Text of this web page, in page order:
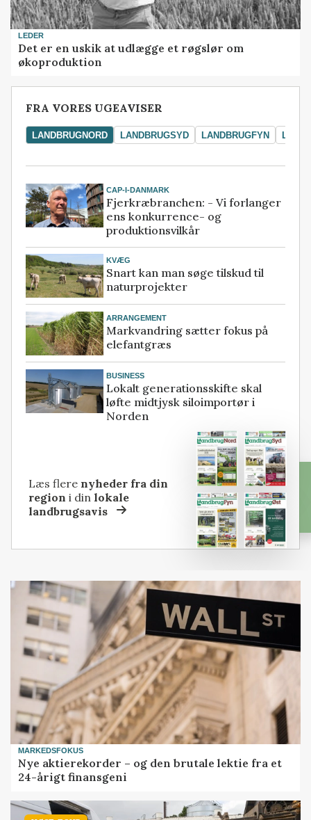
LEDER
Det er en uskik at udlægge et røgslør om
økoproduktion
FRA VORES UGEAVISER
LANDBRUGNORD LANDBRUGSYD LANDBRUGFYN
CAP-I-DANMARK
Fjerkræbranchen: - Vi forlanger
ens konkurrence- og
produktionsvilkår
KVÆG
Snart kan man søge tilskud til
naturprojekter
ARRANGEMENT
Markvandring sætter fokus på
elefantgræs
BUSINESS
Lokalt generationsskifte skal
løfte midtjysk siloimportør i
Norden
Læs flere nyheder fra din
region i dinlokale
landbrugsavis
MARKEDSFOKUS
Nye aktierekorder – og den brutale lektie fra et
24-årigt finansgeni